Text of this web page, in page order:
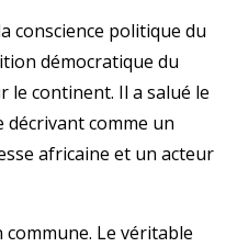
conscience politique du
démocratique du
le continent. Il a salué le
décrivant comme un
africaine et un acteur
Le véritable